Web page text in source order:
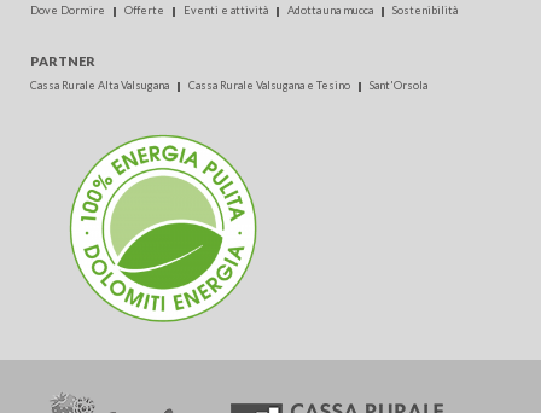
Dove Dormire Offerte Eventi e attività Adotta una mucca Sostenibilità
PARTNER
Cassa Rurale Alta Valsugana Cassa Rurale Valsugana e Tesino Sant'Orsola